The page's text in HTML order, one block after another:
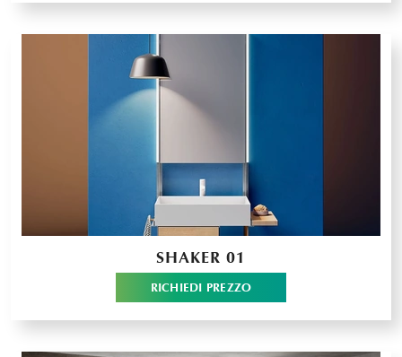
SHAKER 01
RICHIEDI PREZZO